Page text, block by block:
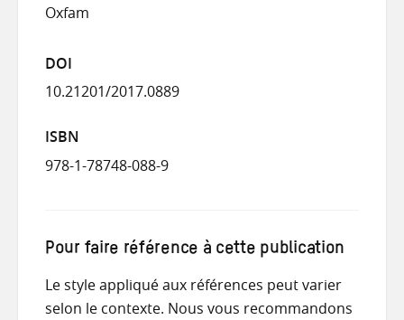
Oxfam
DOI
10.21201/2017.0889
ISBN
978-1-78748-088-9
Pour faire référence à cette publication
Le style appliqué aux références peut varier
selon le contexte. Nous vous recommandons